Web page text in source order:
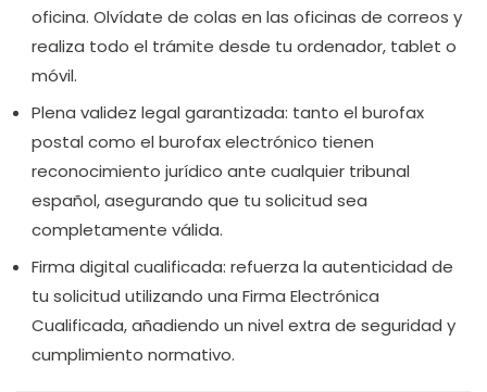
oficina. Olvídate de colas en las oficinas de correos y
realiza todo el trámite desde tu ordenador, tablet o
móvil.
Plena validez legal garantizada: tanto el burofax
postal como el burofax electrónico tienen
reconocimiento jurídico ante cualquier tribunal
español, asegurando que tu solicitud sea
completamente válida.
Firma digital cualificada: refuerza la autenticidad de
tu solicitud utilizando una Firma Electrónica
Cualificada, añadiendo un nivel extra de seguridad y
cumplimiento normativo.